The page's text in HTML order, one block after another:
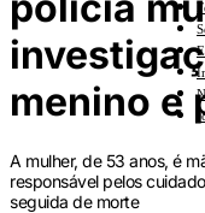
menino e
A mulher, de 53 anos, é
responsável pelos
seguida de morte